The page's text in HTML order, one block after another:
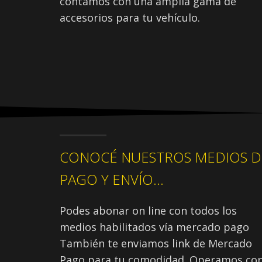
accesorios para tu vehículo.
CONOCÉ NUESTROS MEDIOS
PAGO Y ENVÍO...
Podes abonar on line con todos los
medios habilitados vía mercado pago
También te enviamos link de Mercado